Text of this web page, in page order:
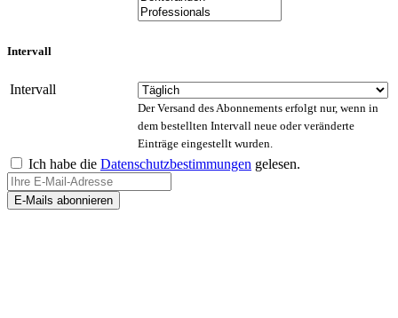
Intervall
Intervall
Der Versand des Abonnements erfolgt nur, wenn in
dem bestellten Intervall neue oder veränderte
Einträge eingestellt wurden.
Ich habe die Datenschutzbestimmungen gelesen.
E-Mails abonnieren